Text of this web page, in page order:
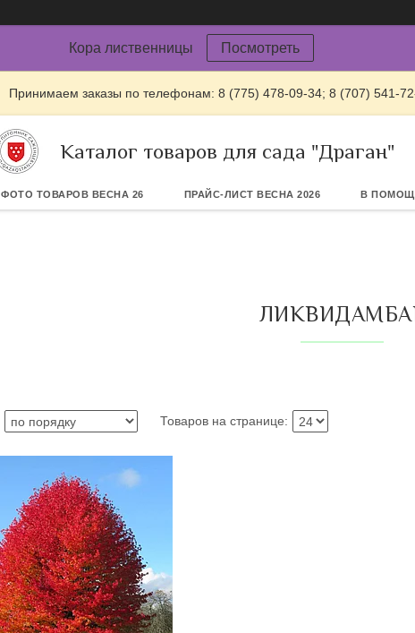
Кора лиственницы Посмотреть
Принимаем заказы по телефонам: 8 (775) 478-09-34; 8 (707) 541-
Каталог товаров для сада "Драган"
ФОТО ТОВАРОВ ВЕСНА 26 ПРАЙС-ЛИСТ ВЕСНА 2026 В